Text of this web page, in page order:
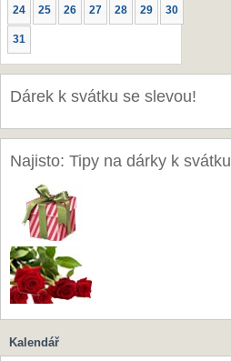
24 25 26 27 28 29 30
31
Dárek k svátku se slevou!
Najisto: Tipy na dárky k svátku
Kalendář